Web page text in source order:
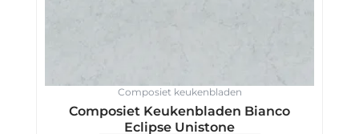
Composiet keukenbladen
Composiet Keukenbladen Bianco
Eclipse Unistone